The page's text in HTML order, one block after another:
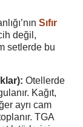
Sıfır
değil,
setlerde bu
Otellerde
Kağıt,
ayrı cam
TGA